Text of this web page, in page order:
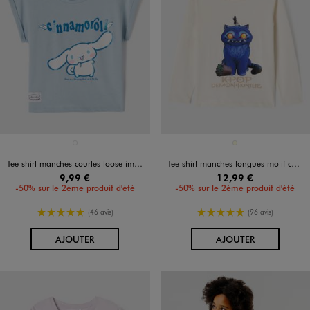
Tee-shirt manches courtes loose imprimé fille - Cinnamoroll
9,99 €
-50% sur le 2ème produit d'été
5/5 de moyenne
(46 avis)
AJOUTERAU PANIER
Tee-shirt manches longues motif chat fille - Kpop Demon Hunter
12,99 €
-50% sur le 2ème produit d'été
5/5 de moyenne
(96 avis)
AJOUTERAU PANIER